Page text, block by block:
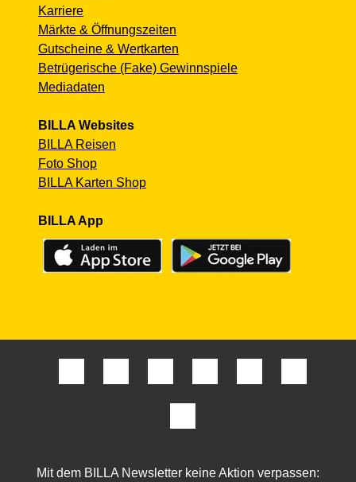
Karriere
Märkte & Öffnungszeiten
Gutscheine & Wertkarten
Betrügerische (Fake) Gewinnspiele
Mediadaten
BILLA Websites
BILLA Reisen
Foto Shop
BILLA Karten Shop
BILLA App
Mit dem BILLA Newsletter keine Aktion verpassen: